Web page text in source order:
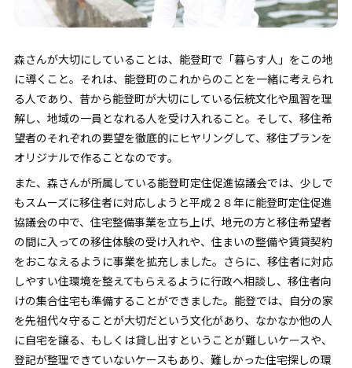
森さんが大切にしていることは、能登町で「暮らす人」をこの地
に導くこと。それは、能登町のこれからのことを一緒に考えられ
る人であり、昔から能登町が大切にしている伝統文化や風習を理
解し、地域の一員となれる人を受け入れること。そして、移住希
望者のそれぞれの要望を徹底的にヒヤリングして、移住プランを
オリジナルで作ることなのです。
また、森さんが所属している能登町定住促進協議会では、少しで
もスムーズに移住者に対応しようと平成２８年に能登町定住促進
協議会の中で、住宅整備事業を立ち上げ、地元の方と移住希望者
の間に入っての移住体験の受け入れや、住まいの整備や賃貸契約
をおこなえるように事業を拡充しました。さらに、移住者に対応
しやすい住環境を整えてもらえるように行政へ相談し、移住者向
けの集合住宅も準備することができました。能登では、自分の家
を先祖代々守ることが大切だという文化があり、なかなか他の人
に自宅を譲る、もしくは貸し出すということが難しいケースや、
登記が整理できていないケースもあり、難しかった住宅探しの環